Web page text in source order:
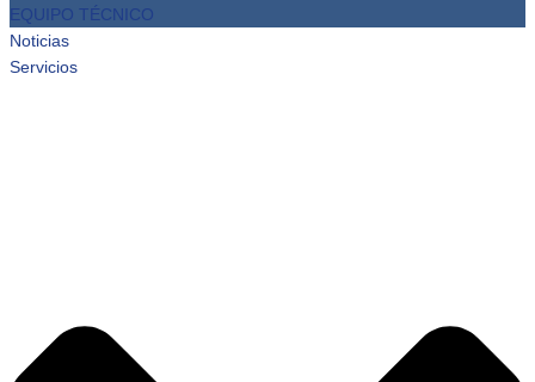
EQUIPO TÉCNICO
Noticias
Servicios